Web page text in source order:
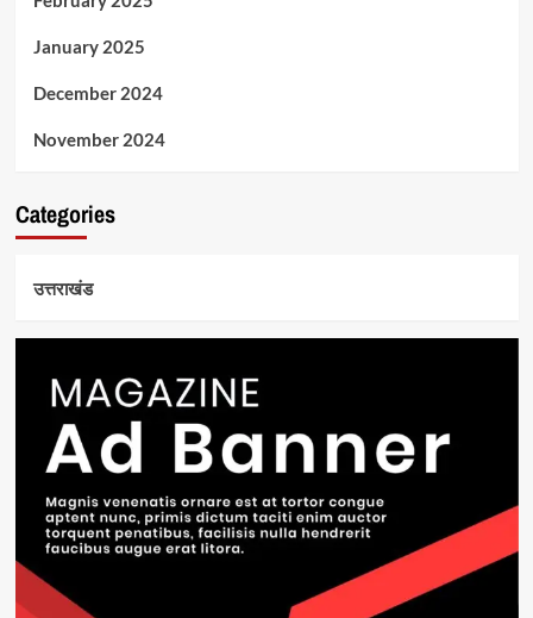
January 2025
December 2024
November 2024
Categories
उत्तराखंड